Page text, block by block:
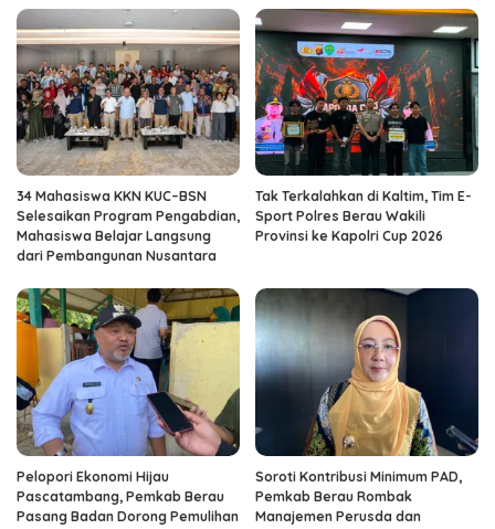
34 Mahasiswa KKN KUC–BSN
Selesaikan Program Pengabdian,
Mahasiswa Belajar Langsung
dari Pembangunan Nusantara
Tak Terkalahkan di Kaltim, Tim E-
Sport Polres Berau Wakili
Provinsi ke Kapolri Cup 2026
Pelopori Ekonomi Hijau
Pascatambang, Pemkab Berau
Pasang Badan Dorong Pemulihan
Soroti Kontribusi Minimum PAD,
Pemkab Berau Rombak
Manajemen Perusda dan